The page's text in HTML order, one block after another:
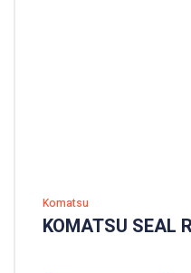
Komatsu
KOMATSU SEAL